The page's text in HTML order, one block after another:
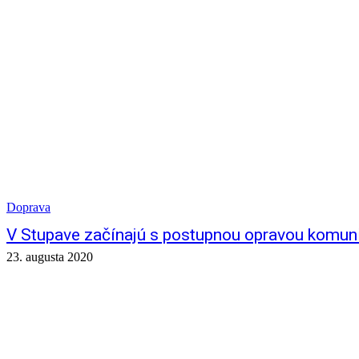
Doprava
V Stupave začínajú s postupnou opravou
23. augusta 2020